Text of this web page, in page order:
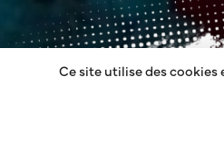
Ce site utilise des